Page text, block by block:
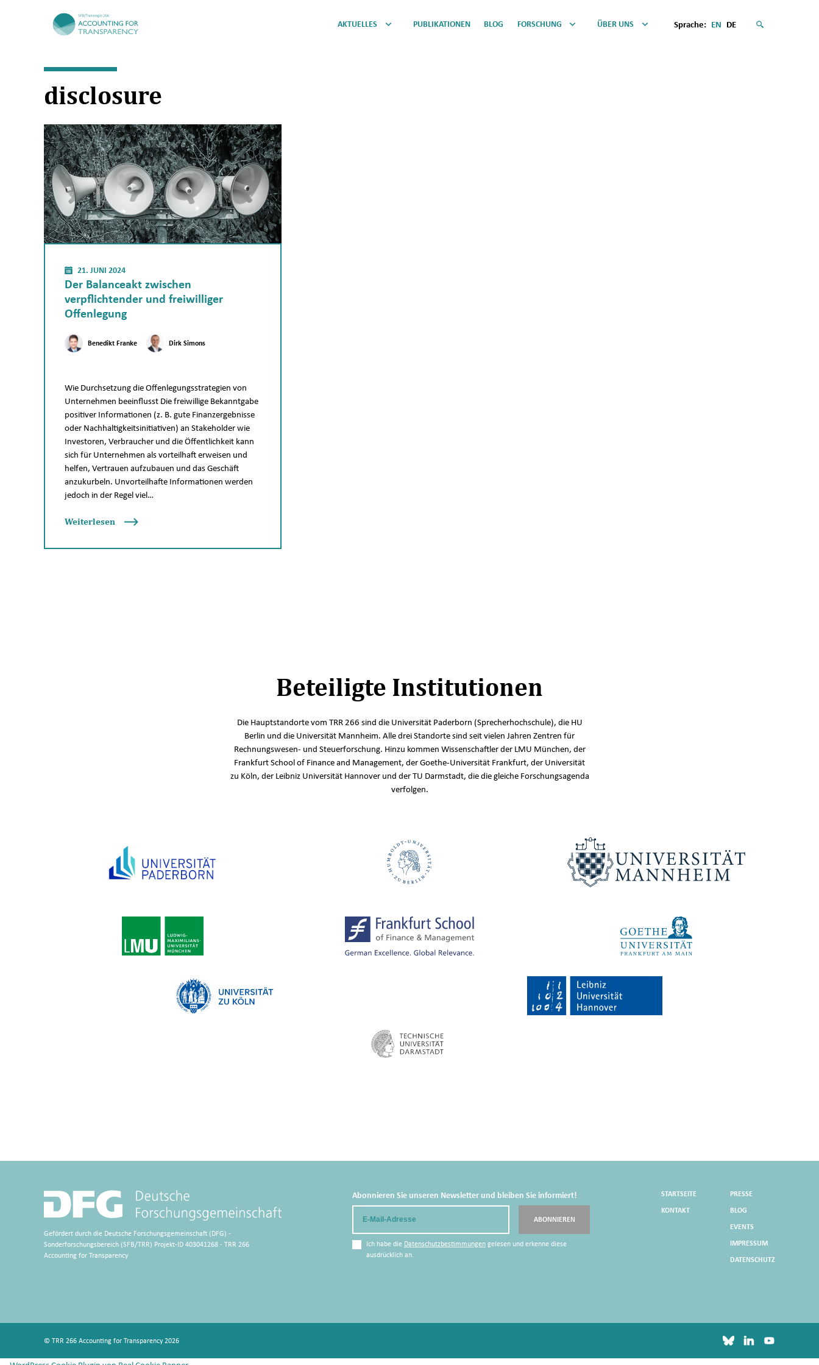
TRR266 AKTUELLES PUBLIKATIONEN BLOG FORSCHUNG ÜBER UNS Sprache: EN DE
disclosure
Der Balanceakt zwischen
verpflichtender und freiwilliger
Offenlegung
21. JUNI 2024
Benedikt Franke Dirk Simons
Wie Durchsetzung die Offenlegungsstrategien von
Unternehmen beeinflusst Die freiwillige Bekanntgabe
positiver Informationen (z. B. gute Finanzergebnisse
oder Nachhaltigkeitsinitiativen) an Stakeholder wie
Investoren, Verbraucher und die Öffentlichkeit kann
sich für Unternehmen als vorteilhaft erweisen und
helfen, Vertrauen aufzubauen und das Geschäft
anzukurbeln. Unvorteilhafte Informationen werden
jedoch in der Regel viel…
Weiterlesen
Beteiligte Institutionen
Die Hauptstandorte vom TRR 266 sind die Universität Paderborn (Sprecherhochschule), die HU
Berlin und die Universität Mannheim. Alle drei Standorte sind seit vielen Jahren Zentren für
Rechnungswesen- und Steuerforschung. Hinzu kommen Wissenschaftler der LMU München, der
Frankfurt School of Finance and Management, der Goethe-Universität Frankfurt, der Universität
zu Köln, der Leibniz Universität Hannover und der TU Darmstadt, die die gleiche Forschungsagenda
verfolgen.
Gefördert durch die Deutsche Forschungsgemeinschaft (DFG) -
Sonderforschungsbereich (SFB/TRR) Projekt-ID 403041268 - TRR 266
Accounting for Transparency
Abonnieren Sie unseren Newsletter und bleiben Sie informiert!
Ich habe die Datenschutzbestimmungengelesen und erkenne diese
ausdrücklich an.
ABONNIEREN
STARTSEITE
KONTAKT
PRESSE
BLOG
EVENTS
IMPRESSUM
DATENSCHUTZ
© TRR 266 Accounting for Transparency 2026 blueskylinkedinyoutube